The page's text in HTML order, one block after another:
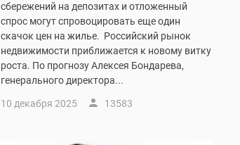
сбережений на депозитах и отложенный
спрос могут спровоцировать еще один
скачок цен на жилье. Российский рынок
недвижимости приближается к новому витку
роста. По прогнозу Алексея Бондарева,
генерального директора...
10 декабря 2025 13583